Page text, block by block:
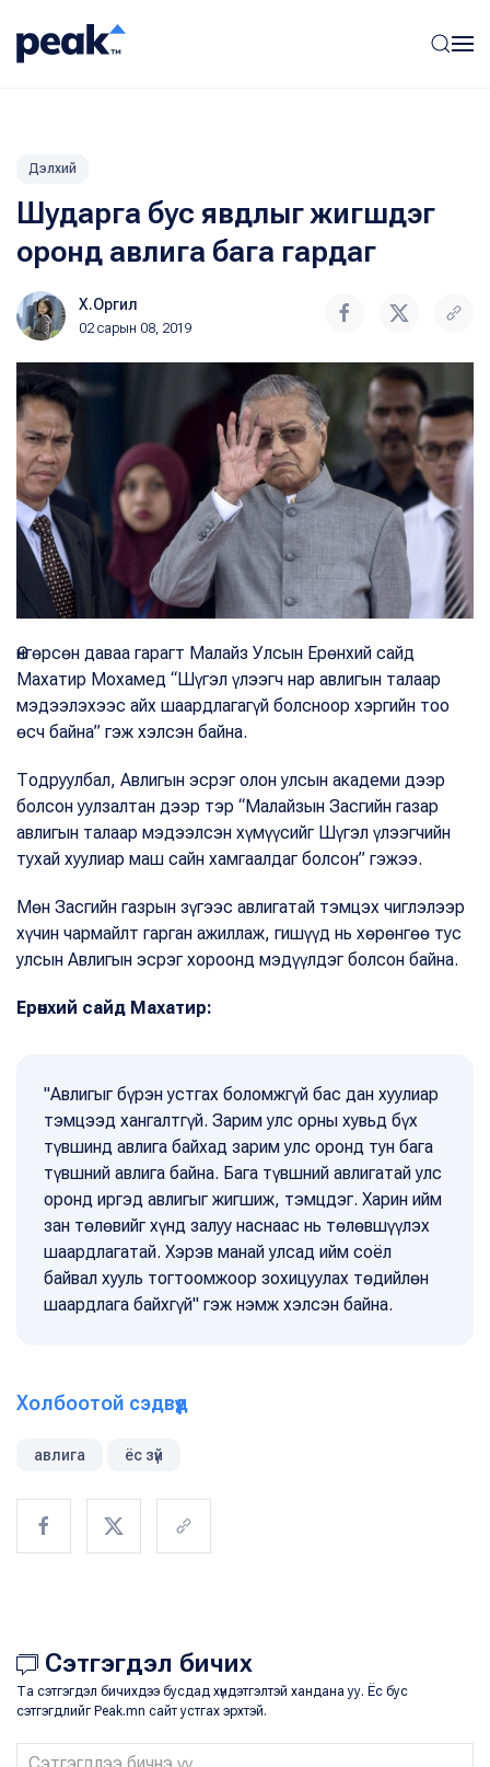
Дэлхий
Шударга бус явдлыг жигшдэг
оронд авлига бага гардаг
Х.Оргил
02 сарын 08, 2019
Өнгөрсөн даваа гарагт Малайз Улсын Ерөнхий сайд
Махатир Мохамед “Шүгэл үлээгч нар авлигын талаар
мэдээлэхээс айх шаардлагагүй болсноор хэргийн тоо
өсч байна” гэж хэлсэн байна.
Тодруулбал, Авлигын эсрэг олон улсын академи дээр
болсон уулзалтан дээр тэр “Малайзын Засгийн газар
авлигын талаар мэдээлсэн хүмүүсийг Шүгэл үлээгчийн
тухай хуулиар маш сайн хамгаалдаг болсон” гэжээ.
Мөн Засгийн газрын зүгээс авлигатай тэмцэх чиглэлээр
хүчин чармайлт гарган ажиллаж, гишүүд нь хөрөнгөө тус
улсын Авлигын эсрэг хороонд мэдүүлдэг болсон байна.
Ерөнхий сайд Махатир:
"Авлигыг бүрэн устгах боломжгүй бас дан хуулиар
тэмцээд хангалтгүй. Зарим улс орны хувьд бүх
түвшинд авлига байхад зарим улс оронд тун бага
түвшний авлига байна. Бага түвшний авлигатай улс
оронд иргэд авлигыг жигшиж, тэмцдэг. Харин ийм
зан төлөвийг хүнд залуу наснаас нь төлөвшүүлэх
шаардлагатай. Хэрэв манай улсад ийм соёл
байвал хууль тогтоомжоор зохицуулах төдийлөн
шаардлага байхгүй" гэж нэмж хэлсэн байна.
Холбоотой сэдвүүд
авлига ёс зүй
Сэтгэгдэл бичих
Та сэтгэгдэл бичихдээ бусдад хүндэтгэлтэй хандана уу. Ёс бус
сэтгэгдлийг Peak.mn сайт устгах эрхтэй.